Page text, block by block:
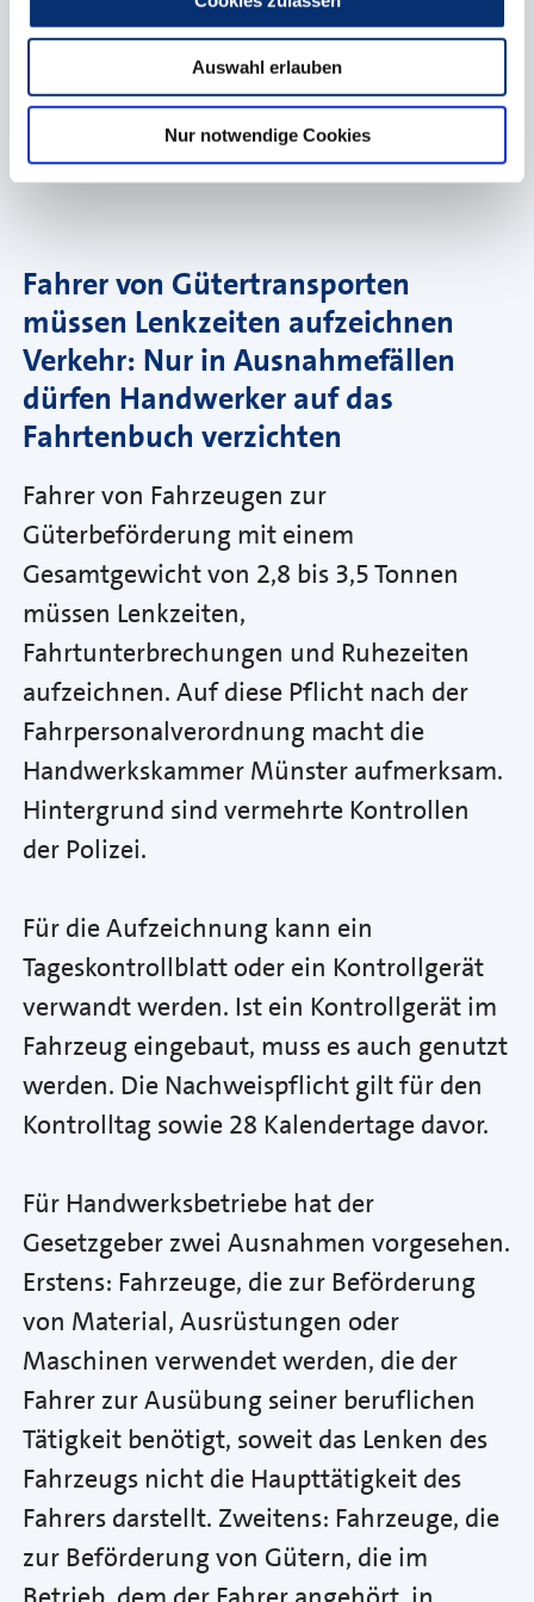
Auswahl erlauben
Nur notwendige Cookies
Branchenzugehörigkeit und eine
besondere, über die Fahrtätigkeit
hinausgehende Berufsqualifikation in
Fahrer von Gütertransporten
müssen Lenkzeiten aufzeichnen
Verkehr: Nur in Ausnahmefällen
dürfen Handwerker auf das
Fahrtenbuch verzichten
Fahrer von Fahrzeugen zur
Güterbeförderung mit einem
Gesamtgewicht von 2,8 bis 3,5 Tonnen
müssen Lenkzeiten,
Fahrtunterbrechungen und Ruhezeiten
aufzeichnen. Auf diese Pflicht nach der
Fahrpersonalverordnung macht die
Handwerkskammer Münster aufmerksam.
Hintergrund sind vermehrte Kontrollen
der Polizei.
Für die Aufzeichnung kann ein
Tageskontrollblatt oder ein Kontrollgerät
verwandt werden. Ist ein Kontrollgerät im
Fahrzeug eingebaut, muss es auch genutzt
werden. Die Nachweispflicht gilt für den
Kontrolltag sowie 28 Kalendertage davor.
Für Handwerksbetriebe hat der
Gesetzgeber zwei Ausnahmen vorgesehen.
Erstens: Fahrzeuge, die zur Beförderung
von Material, Ausrüstungen oder
Maschinen verwendet werden, die der
Fahrer zur Ausübung seiner beruflichen
Tätigkeit benötigt, soweit das Lenken des
Fahrzeugs nicht die Haupttätigkeit des
Fahrers darstellt. Zweitens: Fahrzeuge, die
zur Beförderung von Gütern, die im